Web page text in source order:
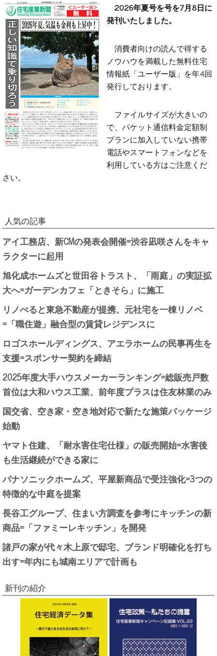
2026年夏号を号を7月8日に
発刊いたしました。
消費者向けの読んで得する
ノウハウを満載した無料住宅
情報紙「ユーザー版」を年4回
発行しております。
ファイルサイズが大きいの
で、パケット通信料金定額制
プランに加入していない携帯
電話やスマートフォンなどを
利用している方はご注意くだ
さい。
人気の記事
アイ工務店、新CMの発表会開催=渋谷凪咲さんをキャ
ラクターに起用
旭化成ホームズと世田谷トラスト、「雨庭」の実証拡
大へ=ガーデンカフェ「ときそら」に施工
リノべると東急不動産が提携、元社宅を一棟リノベ
=「職住遊」融合型の賃貸レジデンスに
ロゴスホールディングス、アエラホームの民事再生を
支援=スポンサー契約を締結
2025年度大手ハウスメーカーランキング=総販売戸数
首位は大和ハウス工業、前年度プラスは住友林業のみ
国交省、空き家・空き地対応で新たな施策パッケージ
始動
ヤマト住建、「耐水害住宅仕様」の販売開始=水害後
も生活継続ができる家に
パナソニックホームズ、平屋新商品で受注強化=3つの
特徴的な中庭を提案
長谷工グループ、住まい方調査を参考にキッチンの新
商品=「ファミーレキッチン」を開発
諸戸の家が代々木上原で邸宅、ブランド明確化を打ち
出す=年内にも城南エリアで計画も
新刊の紹介